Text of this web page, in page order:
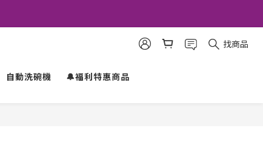
找商品
自動洗碗機 🔔福利特惠商品